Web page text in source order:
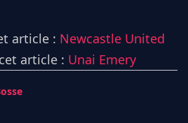
article : Newcastle United
article : Unai Emery